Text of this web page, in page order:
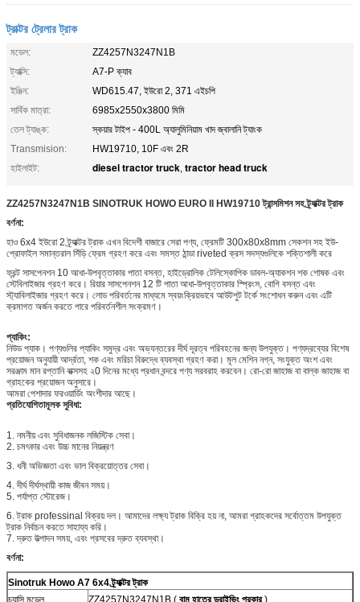
ট্রাক্টর ট্রেলার ট্রাক
মডেল:
ZZ4257N3247N1B
ট্যাক্সি:
A7-P ক্যাব
ইঞ্জিন:
WD615.47, ইউরো 2, 371 এইচপি
সার্বিক মাত্রা:
6985x2550x3800 মিমি
তেল ট্যাঙ্ক:
স্কয়ার টাইপ - 400L অ্যালুমিনিয়াম খাদ জ্বালানি ট্যাংক
Transmision:
HW19710, 10F এবং 2R
হাইলাইট:
diesel tractor truck, tractor head truck
ZZ4257N3247N1B SINOTRUK HOWO EURO II HW19710 ট্রান্সমিশন সহ ট্র্যাক্টর ট্রাক
বর্ণনা:
হাও 6x4 ইউরো 2 ট্র্যাক্টর ট্রাক এখন বিদেশী বাজারে সেরা পণ্য, ফ্রেমটি 300x80x8mm সেকশন সহ ইউ-
প্রোফাইল সমান্তরাল সিঁড়ি ফ্রেম গ্রহণ করে এবং সমস্ত ঠান্ডা riveted ক্রস সদস্যগুলিকে শক্তিশালী করে
ফ্রন্ট সাসপেনশন 10 আধা-উপবৃত্তাকার পাতা বসন্ত, হাইড্রোলিক টেলিস্কোপিক ডাবল-অ্যাকশন শক শোষক এবং
স্টেবিলাইজার গ্রহণ করে। রিয়ার সাসপেনশন 12 টি পাতা আধা-উপবৃত্তাকার স্প্রিংস, বোগি বসন্ত এবং
স্ট্যাবিলাইজার গ্রহণ করে। লোড পরিবর্তনের মাধ্যমে স্বয়ংক্রিয়ভাবে আউটপুট টর্কে সংশোধন করুন এবং এটি
ক্রমাগত অর্জন করতে পারে পরিবর্তনশীল সংক্রমণ।
প্যাকিং:
নিউড প্যাক। পণ্যগুলির প্যাকিং সমুদ্র এবং অভ্যন্তরের দীর্ঘ দূরত্ব পরিবহনের জন্য উপযুক্ত। পণ্যদ্রব্যের বিশেষ
প্রয়োজন অনুযায়ী আর্দ্রতা, শক এবং মরিচা বিরুদ্ধে ব্যবস্থা গ্রহণ করা। মূল মেশিন নগ্ন, সংযুক্ত অংশ এবং
সরঞ্জাম মান রপ্তানি বাক্সসহ ২0 দিনের মধ্যে প্রধান বন্দরে পণ্য সরবরাহ করবেন। রো-রো জাহাজ বা বাল্ক জাহাজ বা
গ্রাহকের প্রয়োজন অনুসারে।
আমরা পেশাদার ফরওয়ার্ডিং অংশীদার আছে।
প্রতিযোগিতামূলক সুবিধা:
1. নমনীয় এবং সুবিধাজনক লজিস্টিক সেবা।
2. চমৎকার এবং উচ্চ মানের নিয়ন্ত্রণ
3. ধনী অভিজ্ঞতা এবং ভাল বিক্রয়োত্তর সেবা।
4. দীর্ঘ দীর্ঘস্থায়ী কাজ জীবন সময়।
5. পর্যাপ্ত স্টোরেজ।
6. ট্রাক professinal বিক্রয় দল। আমাদের লক্ষ্য ট্রাক বিক্রি হয় না, আমরা গ্রাহকদের সর্বোত্তম উপযুক্ত
ট্রাক নির্বাচন করতে সাহায্য করি।
7. দ্রুত উত্পাদন সময়, এবং প্রসবের দ্রুত ব্যবস্থা।
বর্ণনা:
Sinotruk Howo A7 6x4 ট্র্যাক্টর ট্রাক
চ্যাসি মডেল
ZZ4257N3247N1B ( বাম হাতের ড্রাইভিং প্রকার)